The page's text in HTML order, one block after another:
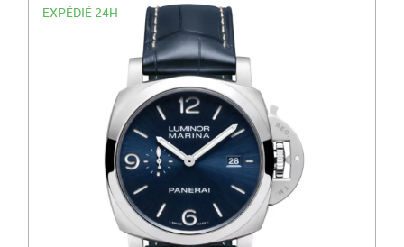
EXPÉDIÉ 24H